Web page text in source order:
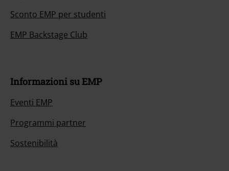
Sconto EMP per studenti
EMP Backstage Club
Informazioni su EMP
Eventi EMP
Programmi partner
Sostenibilità